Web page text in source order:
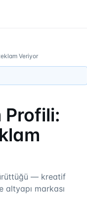
Veriyor
Profili:
— kreatif
markası